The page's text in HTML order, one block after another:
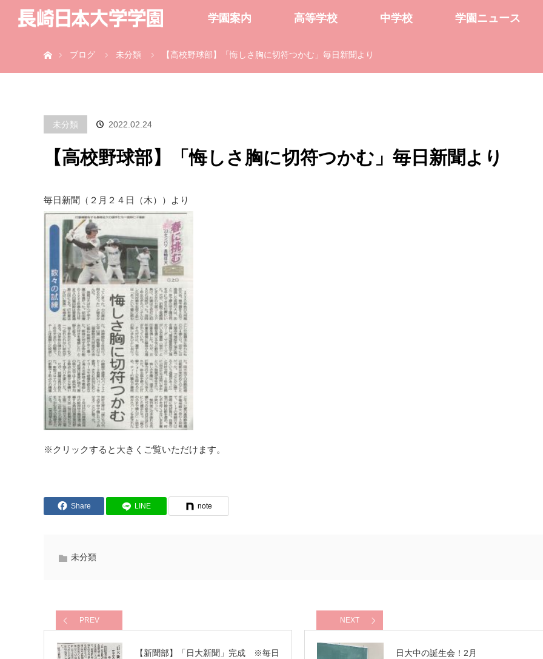
学園案内 高等学校 中学校 学園ニュース
ブログ
未分類 【高校野球部】「悔しさ胸に切符つかむ」毎日新聞より
未分類 2022.02.24
【高校野球部】「悔しさ胸に切符つかむ」毎日新聞より
毎日新聞（２月２４日（木））より
※クリックすると大きくご覧いただけます。
Share LINE note
未分類
PREV
【新聞部】「日大新聞」完成 ※毎日
NEXT
日大中の誕生会！2月